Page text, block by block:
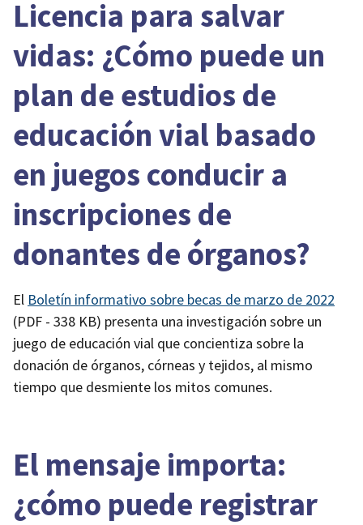
Licencia para salvar
vidas: ¿Cómo puede un
plan de estudios de
educación vial basado
en juegos conducir a
inscripciones de
donantes de órganos?
El Boletín informativo sobre becas de marzo de 2022
(PDF - 338 KB) presenta una investigación sobre un
juego de educación vial que concientiza sobre la
donación de órganos, córneas y tejidos, al mismo
tiempo que desmiente los mitos comunes.
El mensaje importa:
¿cómo puede registrar